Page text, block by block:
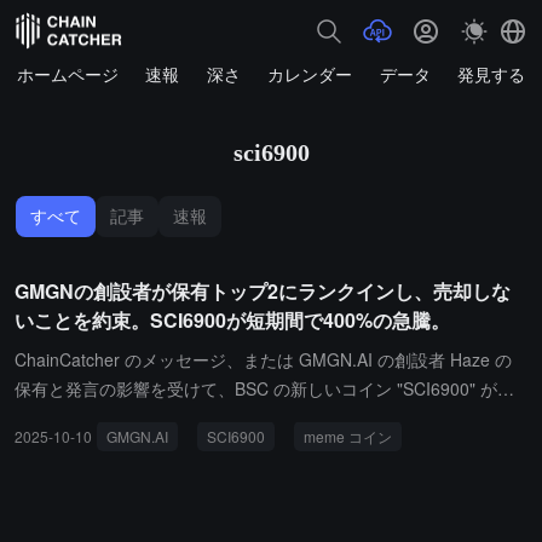
ホームページ 速報 深さ カレンダー データ 発見する
sci6900
すべて 記事 速報
GMGNの創設者が保有トップ2にランクインし、売却しな
いことを約束。SCI6900が短期間で400%の急騰。
ChainCatcher のメッセージ、または GMGN.AI の創設者 Haze の
保有と発言の影響を受けて、BSC の新しいコイン "SCI6900" が上
上昇し、6時間の取引高は meme コイン "修仙" を超え、現在の価格
2025-10-10 GMGN.AI SCI6900 meme コイン